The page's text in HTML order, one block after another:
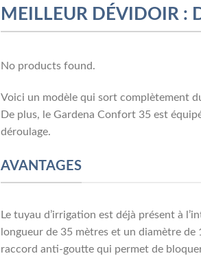
MEILLEUR DÉVIDOIR :
No products found.
Voici un modèle qui sort complètement
De plus, le Gardena Confort 35 est
déroulage.
AVANTAGES
Le tuyau d’irrigation est déjà présent à
longueur de 35 mètres et un diamètre de
raccord anti-goutte qui permet de bloquer